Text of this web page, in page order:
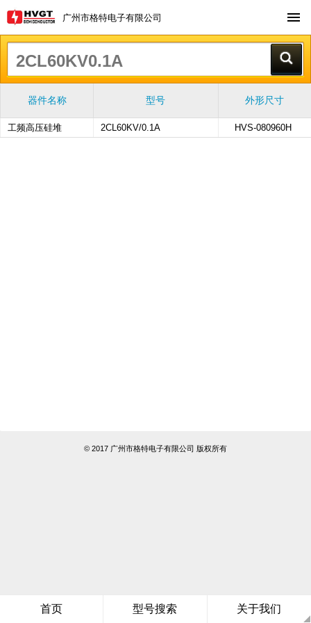
广州市格特电子有限公司
首页 型号搜索 关于我们
器件名称 型号 外形尺寸
工频高压硅堆 2CL60KV/0.1A HVS-080960H
© 2017 广州市格特电子有限公司 版权所有